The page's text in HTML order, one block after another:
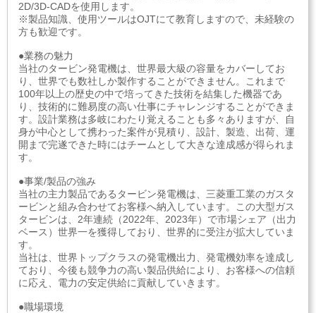
2D/3D-CADを使用します。
※製品知識、使用ツールはOJTにて教育しますので、未経験の
方も歓迎です。
●業務の魅力
当社のタービン発電機は、世界最大級の容量をカバーしてお
り、世界でも数社しか製作することができません。これまで
100年以上の歴史の中で培ってきた技術を結集した機器であ
り、技術的に難易度の高い仕事にチャレンジすることができま
す。設計業務は多岐にわたり覚えることも多々ありますが、自
身が中心として携わった案件が見積り、設計、製造、出荷、運
開まで完遂できた時にはチームとして大きな達成感が得られま
す。
●事業/製品の強み
当社の主力製品であるタービン発電機は、三菱重工業のガスタ
ービンと組み合わせてお客様へ納入しています。この大型ガス
タービンは、2年連続（2022年、2023年）で市場シェア（出力
ベース）世界一を獲得しており、世界的に受注が拡大していま
す。
当社は、世界トップクラスの発電機出力、発電機効率を達成し
ており、今後も競争力の高い製品供給により、お客様への信頼
に応え、電力の安定供給に貢献していきます。
●職場環境